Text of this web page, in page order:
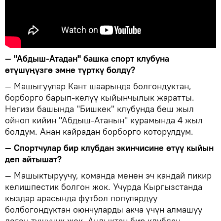
— "Абдыш-Атадан" башка спорт клубуна
өтүшүңүзгө эмне түрткү болду?
— Машыгуулар Кант шаарында болгондуктан,
борборго барып-келүү кыйынчылык жаратты.
Негизи башында "Бишкек" клубунда беш жыл
ойноп кийин "Абдыш-Атанын" курамында 4 жыл
болдум. Анан кайрадан борборго которулдум.
— Спортчулар бир клубдан экинчисине өтүү кыйын
деп айтышат?
— Машыктыруучу, команда менен эч кандай пикир
келишпестик болгон жок. Учурда Кыргызстанда
кыздар арасында футбол популярдуу
болбогондуктан оюнчуларды акча үчүн алмашуу